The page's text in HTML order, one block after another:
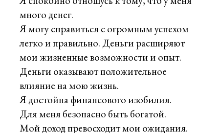
много денег.
Я могу справиться с огромным успехом
легко и правильно. Деньги расширяют
мои жизненные возможности и опыт.
Деньги оказывают положительное
влияние на мою жизнь.
Я достойна финансового изобилия.
Для меня безопасно быть богатой.
Мой доход превосходит мои ожидания.